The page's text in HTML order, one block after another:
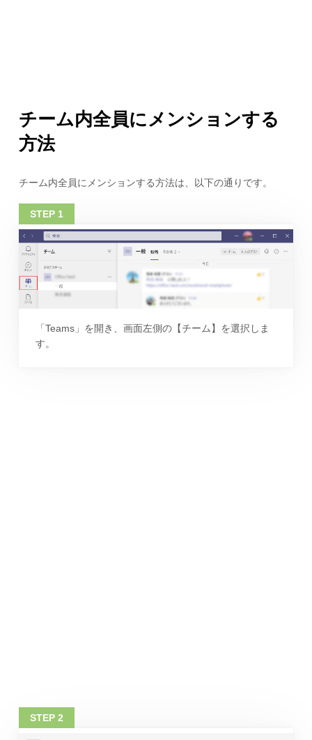
チーム内全員にメンションする
方法
チーム内全員にメンションする方法は、以下の通りです。
「Teams」を開き、画面左側の【チーム】を選択しま
す。